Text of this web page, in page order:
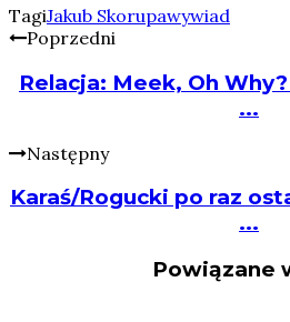
Twitter
(Opens
in
new
Facebook
(Opens
in
new
TagiJakub Skorupawywiad
Poprzedni
Relacja: Meek, Oh
...
Następny
Karaś/Rogucki po raz
...
Powiązane